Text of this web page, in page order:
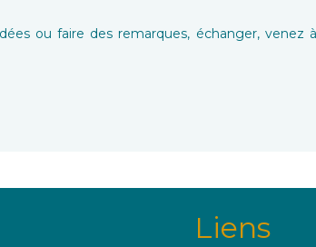
ou faire des remarques, échanger, venez
Liens